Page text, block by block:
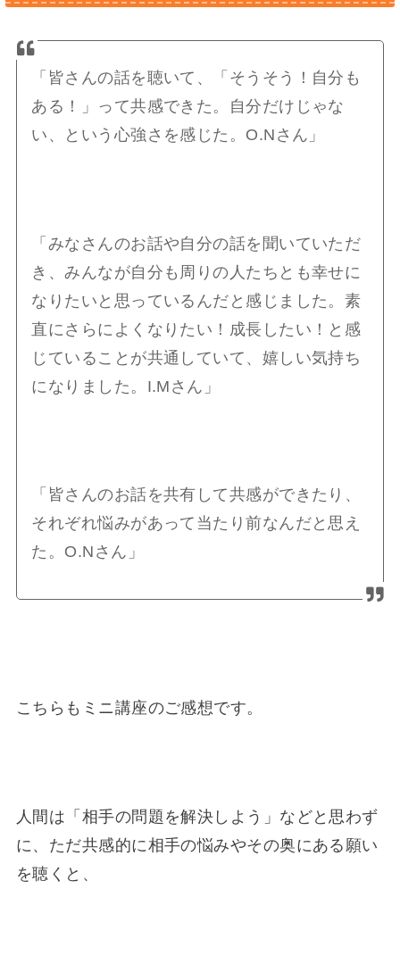
「皆さんの話を聴いて、「そうそう！自分も
ある！」って共感できた。自分だけじゃな
い、という心強さを感じた。O.Nさん」
「みなさんのお話や自分の話を聞いていただ
き、みんなが自分も周りの人たちとも幸せに
なりたいと思っているんだと感じました。素
直にさらによくなりたい！成長したい！と感
じていることが共通していて、嬉しい気持ち
になりました。I.Mさん」
「皆さんのお話を共有して共感ができたり、
それぞれ悩みがあって当たり前なんだと思え
た。O.Nさん」
こちらもミニ講座のご感想です。
人間は「相手の問題を解決しよう」などと思わず
に、ただ共感的に相手の悩みやその奥にある願い
を聴くと、